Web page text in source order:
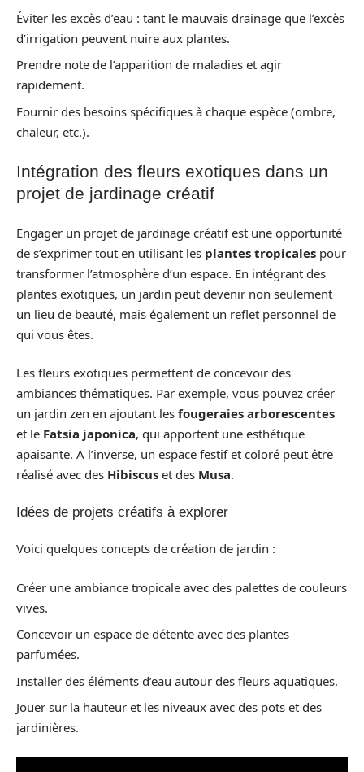
Éviter les excès d’eau : tant le mauvais drainage que l’excès
d’irrigation peuvent nuire aux plantes.
Prendre note de l’apparition de maladies et agir
rapidement.
Fournir des besoins spécifiques à chaque espèce (ombre,
chaleur, etc.).
Intégration des fleurs exotiques dans un
projet de jardinage créatif
Engager un projet de jardinage créatif est une opportunité
de s’exprimer tout en utilisant les plantes tropicales pour
transformer l’atmosphère d’un espace. En intégrant des
plantes exotiques, un jardin peut devenir non seulement
un lieu de beauté, mais également un reflet personnel de
qui vous êtes.
Les fleurs exotiques permettent de concevoir des
ambiances thématiques. Par exemple, vous pouvez créer
un jardin zen en ajoutant les fougeraies arborescentes
et le Fatsia japonica, qui apportent une esthétique
apaisante. A l’inverse, un espace festif et coloré peut être
réalisé avec des Hibiscus et des Musa.
Idées de projets créatifs à explorer
Voici quelques concepts de création de jardin :
Créer une ambiance tropicale avec des palettes de couleurs
vives.
Concevoir un espace de détente avec des plantes
parfumées.
Installer des éléments d’eau autour des fleurs aquatiques.
Jouer sur la hauteur et les niveaux avec des pots et des
jardinières.